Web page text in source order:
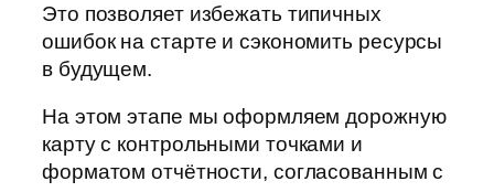
Это позволяет избежать типичных
ошибок на старте и сэкономить ресурсы
в будущем.
На этом этапе мы оформляем дорожную
карту с контрольными точками и
форматом отчётности, согласованным с